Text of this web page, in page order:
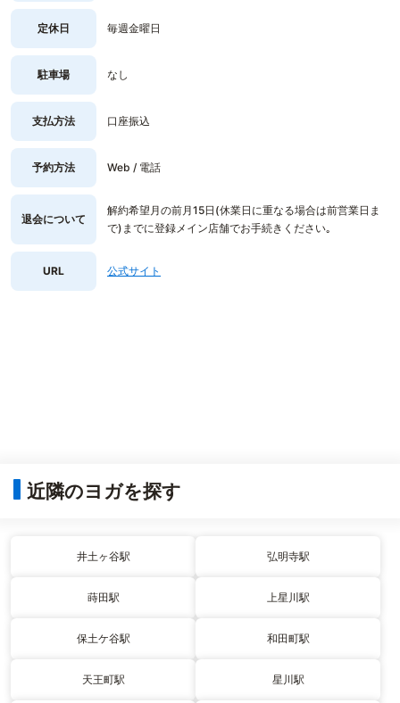
定休日 毎週金曜日
駐車場 なし
支払方法 口座振込
予約方法 Web / 電話
退会について
解約希望月の前月15日(休業日に重なる場合は前営業日ま
で)までに登録メイン店舗でお手続きください｡
URL 公式サイト
近隣のヨガを探す
井土ヶ谷駅 弘明寺駅
蒔田駅 上星川駅
保土ケ谷駅 和田町駅
天王町駅 星川駅